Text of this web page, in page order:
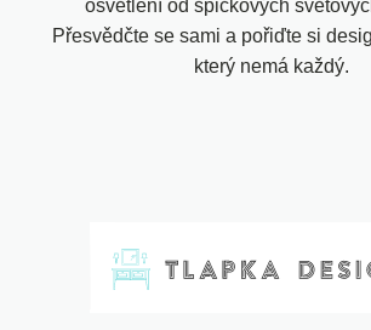
osvětlení od špičkových
Přesvědčte se sami a pořiďte si
který nemá každý.